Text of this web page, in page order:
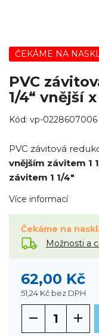
ČEKÁME NA
PVC
1/4“ vnější
Kód: vp-0228607006
PVC závitová
vnějším závitem 1
závitem 1 1/4"
Více informací
Čekáme na
Možnosti a
62,00 Kč
51,24 Kč bez DPH